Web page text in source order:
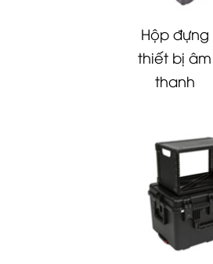
Hộp đựng
thiết bị âm
thanh